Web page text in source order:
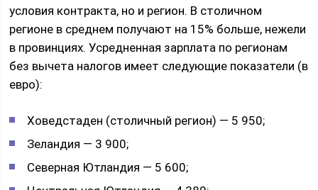
условия контракта, но и регион. В столичном
регионе в среднем получают на 15% больше, нежели
в провинциях. Усредненная зарплата по регионам
без вычета налогов имеет следующие показатели (в
евро):
Ховедстаден (столичный регион) — 5 950;
Зеландия — 3 900;
Северная Ютландия — 5 600;